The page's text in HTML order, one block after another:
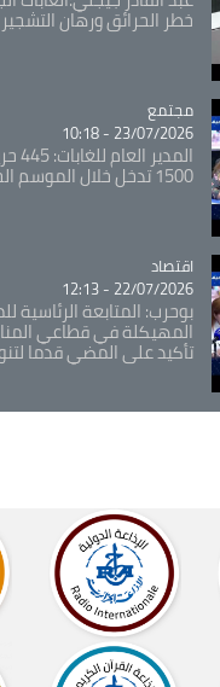
خطر الحرائق ورهان التشجير
Catégorie
مجتمع
23/07/2026 - 10:18
المدير
1500 تدخل خلال الموسم الحالي
Catégorie
اقتصاد
22/07/2026 - 12:13
بوحرب: المتابعة الرئاسية
المهيكلة في قطاعي
تأكيد على المضي قدما